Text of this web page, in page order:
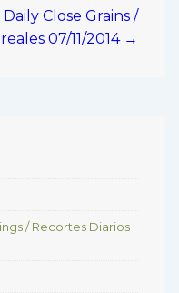
Daily Close Grains /
07/11/2014 →
/ Recortes Diarios